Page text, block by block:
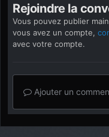
Rejoindre la
Vous pouvez publier
vous avez un compte,
avec votre compte.
Ajouter un